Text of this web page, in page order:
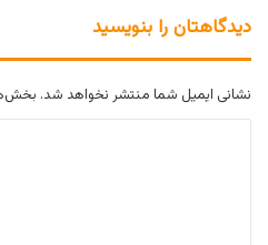
دیدگاهتان را بنویسید
نشانی ایمیل شما منتشر نخواهد شد.